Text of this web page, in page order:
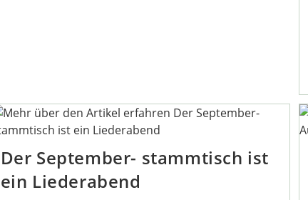
Der September- stammtisch ist
ein Liederabend